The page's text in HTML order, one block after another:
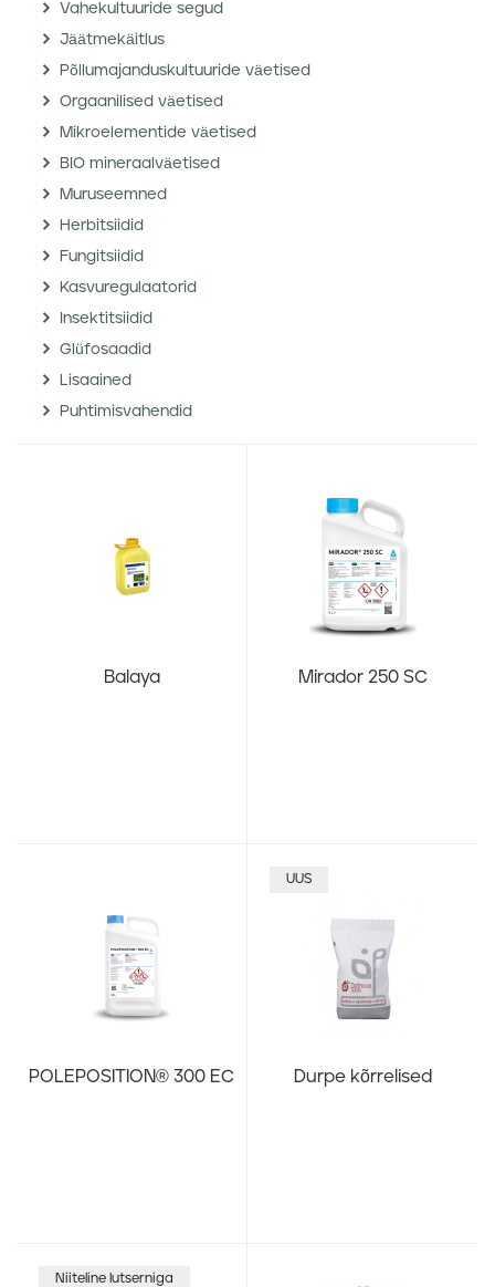
Vahekultuuride segud
Jäätmekäitlus
Põllumajanduskultuuride väetised
Orgaanilised väetised
Mikroelementide väetised
BIO mineraalväetised
Muruseemned
Herbitsiidid
Fungitsiidid
Kasvuregulaatorid
Insektitsiidid
Glüfosaadid
Lisaained
Puhtimisvahendid
Balaya Mirador 250 SC
POLEPOSITION® 300 EC
UUS
Durpe kõrrelised
Niiteline lutserniga